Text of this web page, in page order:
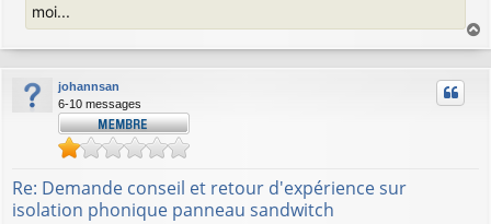
moi...
a
u
johannsan
6-10 messages
Re: Demande conseil et retour d'expérience sur
isolation phonique panneau sandwitch